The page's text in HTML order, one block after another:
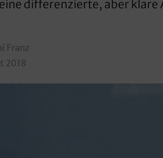
differenzierte, aber klare
Franz
2018